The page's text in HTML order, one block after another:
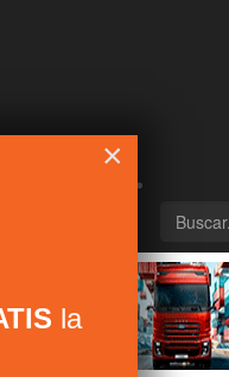
×
la